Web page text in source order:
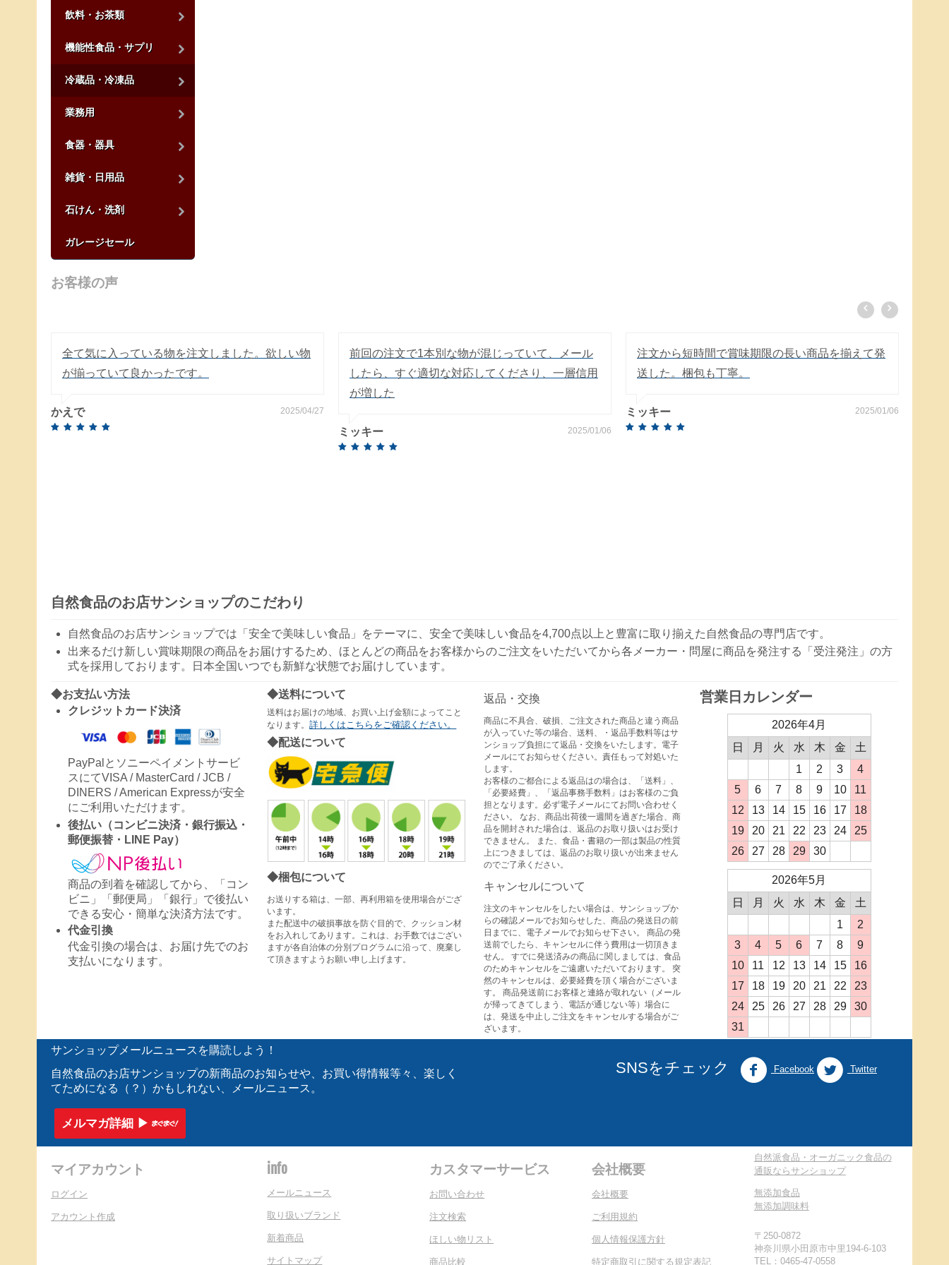
飲料・お茶類
機能性食品・サプリ
冷蔵品・冷凍品
業務用
食器・器具
雑貨・日用品
石けん・洗剤
ガレージセール
お客様の声
全て気に入っている物を注文しました。欲しい物
が揃っていて良かったです。
かえで 2025/04/27
前回の注文で1本別な物が混じっていて、メール
したら、すぐ適切な対応してくださり、一層信用
が増した
ミッキー 2025/01/06
注文から短時間で賞味期限の長い商品を揃えて発
送した。梱包も丁寧。
ミッキー 2025/01/06
自然食品のお店サンショップのこだわり
自然食品のお店サンショップでは「安全で美味しい食品」をテーマに、安全で美味しい食品を4,700点以上と豊富に取り揃えた自然食品の専門店です。
出来るだけ新しい賞味期限の商品をお届けするため、ほとんどの商品をお客様からのご注文をいただいてから各メーカー・問屋に商品を発注する「受注発注」の方
式を採用しております。日本全国いつでも新鮮な状態でお届けしています。
◆お支払い方法
クレジットカード決済
PayPalとソニーペイメントサービ
スにてVISA / MasterCard / JCB /
DINERS / American Expressが安全
にご利用いただけます。
後払い（コンビニ決済・銀行振込・
郵便振替・LINE Pay）
商品の到着を確認してから、「コン
ビニ」「郵便局」「銀行」で後払い
できる安心・簡単な決済方法です。
代金引換
代金引換の場合は、お届け先でのお
支払いになります。
◆送料について
送料はお届けの地域、お買い上げ金額によってこと
なります。詳しくはこちらをご確認ください。
◆配送について
◆梱包について
お送りする箱は、一部、再利用箱を使用場合がござ
います。
また配送中の破損事故を防ぐ目的で、クッション材
をお入れしてあります。これは、お手数ではござい
ますが各自治体の分別プログラムに沿って、廃棄し
て頂きますようお願い申し上げます。
返品・交換
商品に不具合、破損、ご注文された商品と違う商品
が入っていた等の場合、送料、・返品手数料等はサ
ンショップ負担にて返品・交換をいたします。電子
メールにてお知らせください。責任もって対処いた
します。
お客様のご都合による返品はの場合は、「送料」、
「必要経費」、「返品事務手数料」はお客様のご負
担となります。必ず電子メールにてお問い合わせく
ださい。 なお、商品出荷後一週間を過ぎた場合、商
品を開封された場合は、返品のお取り扱いはお受け
できません。 また、食品・書籍の一部は製品の性質
上につきましては、返品のお取り扱いが出来ません
のでご了承ください。
キャンセルについて
注文のキャンセルをしたい場合は、サンショップか
らの確認メールでお知らせした、商品の発送日の前
日までに、電子メールでお知らせ下さい。 商品の発
送前でしたら、キャンセルに伴う費用は一切頂きま
せん。 すでに発送済みの商品に関しましては、食品
のためキャンセルをご遠慮いただいております。 突
然のキャンセルは、必要経費を頂く場合がございま
す。 商品発送前にお客様と連絡が取れない（メール
が帰ってきてしまう、電話が通じない等）場合に
は、発送を中止しご注文をキャンセルする場合がご
ざいます。
営業日カレンダー
2026年4月
日
月 火 水 木 金
土
1
2 3
4
5
6 7 8 9 10
11
12
13 14 15 16 17
18
19
20 21 22 23 24
25
26
27 28 29 30
2026年5月
日
月 火 水 木 金
土
1
2
3
4 5 6 7 8
9
10
11 12 13 14 15
16
17
18 19 20 21 22
23
24
25 26 27 28 29
30
31
サンショップメールニュースを購読しよう！
自然食品のお店サンショップの新商品のお知らせや、お買い得情報等々、楽しく
てためになる（？）かもしれない、メールニュース。
メルマガ詳細 ▶︎
SNSをチェック Facebook Twitter
マイアカウント
ログイン
アカウント作成
info
メールニュース
取り扱いブランド
新着商品
サイトマップ
カスタマーサービス
お問い合わせ
注文検索
ほしい物リスト
商品比較
会社概要
会社概要
ご利用規約
個人情報保護方針
特定商取引に関する規定表記
自然派食品・オーガニック食品の
通販ならサンショップ
無添加食品
無添加調味料
〒250-0872
神奈川県小田原市中里194-6-103
TEL：0465-47-0558